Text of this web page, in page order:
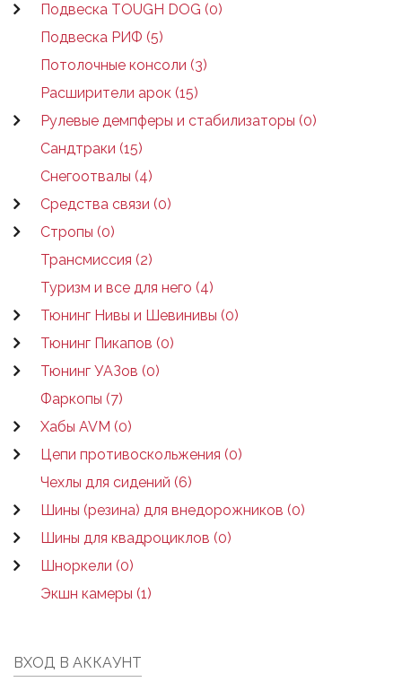
Подвеска TOUGH DOG (0)
Подвеска РИФ (5)
Потолочные консоли (3)
Расширители арок (15)
Рулевые демпферы и стабилизаторы (0)
Сандтраки (15)
Снегоотвалы (4)
Средства связи (0)
Стропы (0)
Трансмиссия (2)
Туризм и все для него (4)
Тюнинг Нивы и Шевинивы (0)
Тюнинг Пикапов (0)
Тюнинг УАЗов (0)
Фаркопы (7)
Хабы AVM (0)
Цепи противоскольжения (0)
Чехлы для сидений (6)
Шины (резина) для внедорожников (0)
Шины для квадроциклов (0)
Шноркели (0)
Экшн камеры (1)
ВХОД В АККАУНТ